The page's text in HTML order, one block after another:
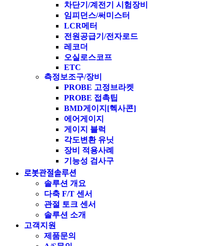
차단기/계전기 시험장비
임피던스/써미스터
LCR메터
전원공급기/전자로드
레코더
오실로스코프
ETC
측정보조구/장비
PROBE 고정브라켓
PROBE 접촉팁
BMD게이지[헥사콘]
에어게이지
게이지 블럭
각도변환 유닛
장비 적용사례
기능성 검사구
로봇관절솔루션
솔루션 개요
다축 F/T 센서
관절 토크 센서
솔루션 소개
고객지원
제품문의